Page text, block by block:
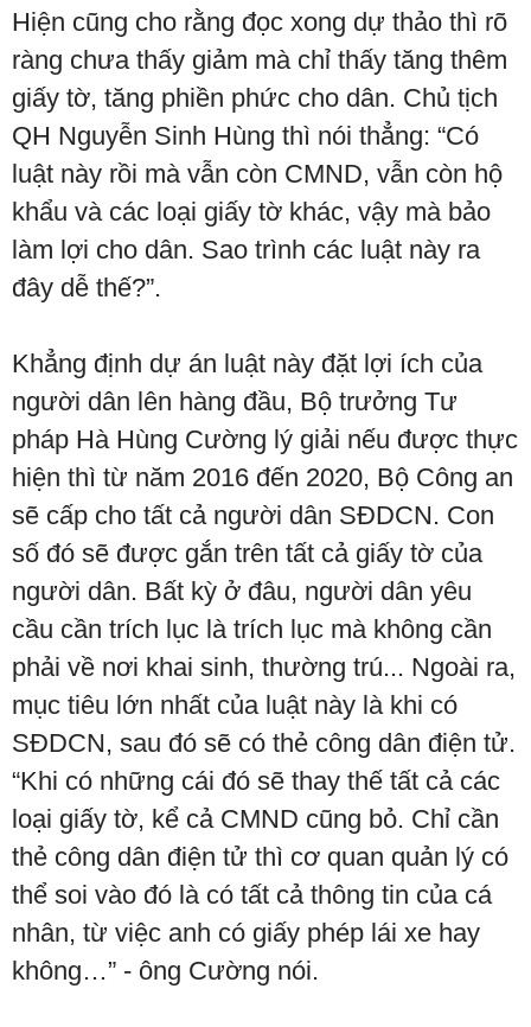
Hiện cũng cho rằng đọc xong dự thảo thì rõ
ràng chưa thấy giảm mà chỉ thấy tăng thêm
giấy tờ, tăng phiền phức cho dân. Chủ tịch
QH Nguyễn Sinh Hùng thì nói thẳng: “Có
luật này rồi mà vẫn còn CMND, vẫn còn hộ
khẩu và các loại giấy tờ khác, vậy mà bảo
làm lợi cho dân. Sao trình các luật này ra
đây dễ thế?”.
Khẳng định dự án luật này đặt lợi ích của
người dân lên hàng đầu, Bộ trưởng Tư
pháp Hà Hùng Cường lý giải nếu được thực
hiện thì từ năm 2016 đến 2020, Bộ Công an
sẽ cấp cho tất cả người dân SĐDCN. Con
số đó sẽ được gắn trên tất cả giấy tờ của
người dân. Bất kỳ ở đâu, người dân yêu
cầu cần trích lục là trích lục mà không cần
phải về nơi khai sinh, thường trú... Ngoài ra,
mục tiêu lớn nhất của luật này là khi có
SĐDCN, sau đó sẽ có thẻ công dân điện tử.
“Khi có những cái đó sẽ thay thế tất cả các
loại giấy tờ, kể cả CMND cũng bỏ. Chỉ cần
thẻ công dân điện tử thì cơ quan quản lý có
thể soi vào đó là có tất cả thông tin của cá
nhân, từ việc anh có giấy phép lái xe hay
không…” - ông Cường nói.